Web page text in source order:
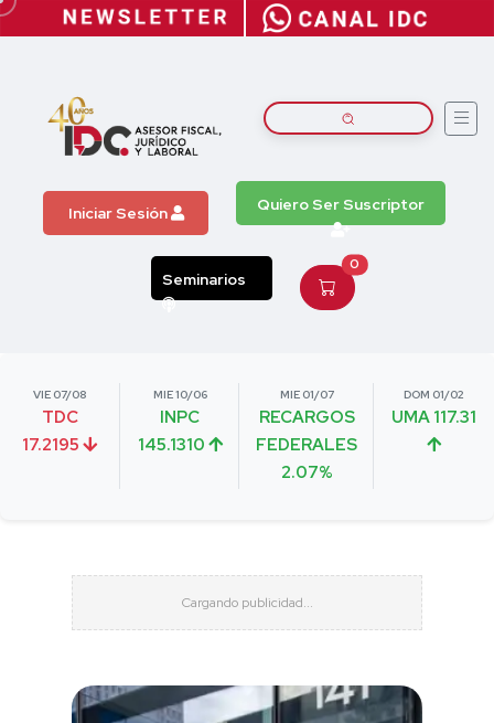
Iniciar Sesión Quiero Ser Suscriptor
Seminarios
0
VIE 07/08
TDC
17.2195
MIE 10/06
INPC
145.1310
MIE 01/07
RECARGOS
FEDERALES
2.07%
DOM 01/02
UMA 117.31